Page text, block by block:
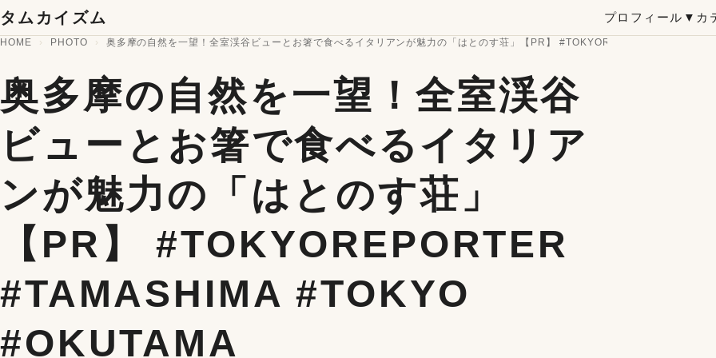
コンテンツへスキップ
タムカイズム プロフィール ▼カ
HOME PHOTO 奥多摩の自然を一望！全室渓谷ビューとお箸で食べるイタリアンが魅力の「はとのす荘」【PR】 #TOKYOREPORTER
奥多摩の自然を一望！全室渓谷
ビューとお箸で食べるイタリア
ンが魅力の「はとのす荘」
【PR】 #TOKYOREPORTER
#TAMASHIMA #TOKYO
#OKUTAMA